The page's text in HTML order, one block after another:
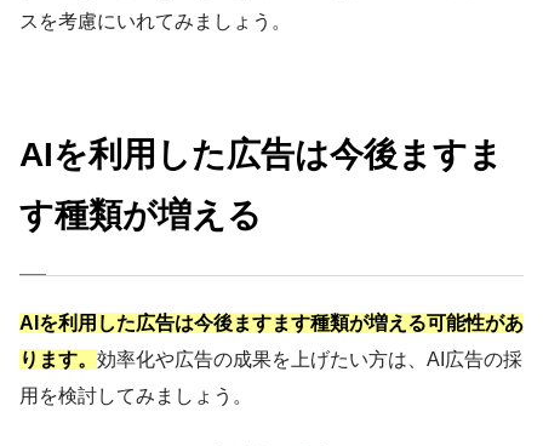
スを考慮にいれてみましょう。
AIを利用した広告は今後ますま
す種類が増える
AIを利用した広告は今後ますます種類が増える可能性があ
ります。 効率化や広告の成果を上げたい方は、AI広告の採
用を検討してみましょう。